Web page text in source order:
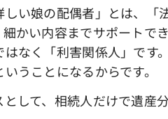
い娘の配偶者」とは、「
細かい内容までサポートで
はなく「利害関係人」です
うことになるからです。
して、相続人だけで遺産